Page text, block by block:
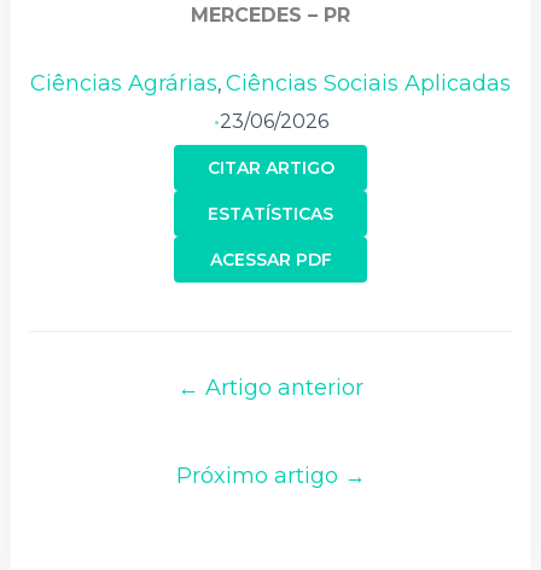
MERCEDES – PR
Ciências Agrárias, Ciências Sociais Aplicadas
•23/06/2026
CITAR ARTIGO
ACESSAR PDF
ESTATÍSTICAS
← Artigo anterior
Próximo artigo →